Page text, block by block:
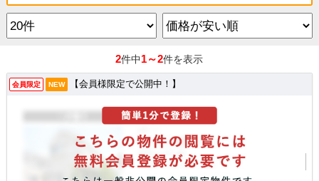
2件中1～2件を表示
会員限定 NEW 【会員様限定で公開中！】